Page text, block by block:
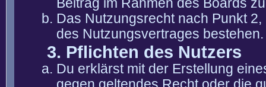
Beitrag im Rahmen des Boards
Das Nutzungsrecht nach Punkt
des Nutzungsvertrages bestehen.
3. Pflichten des Nutzers
Du erklärst mit der Erstellung